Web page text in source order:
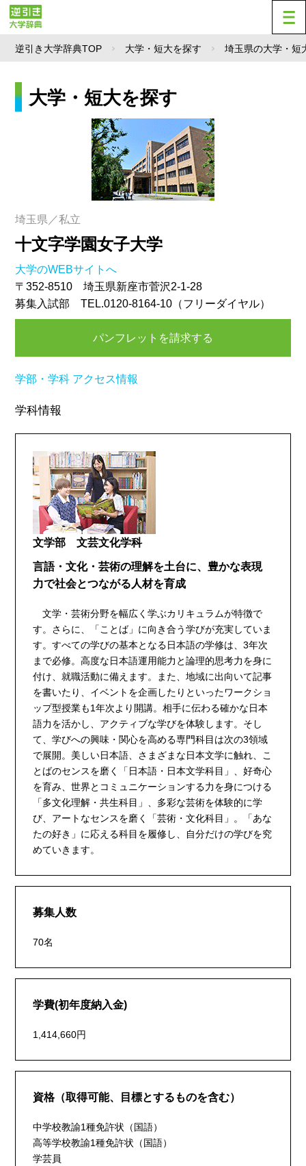
逆引き大学辞典TOP 大学・短大を探す 埼玉県の大学・短
大学・短大を探す
埼玉県／私立
十文字学園女子大学
大学のWEBサイトへ
〒352-8510 埼玉県新座市菅沢2-1-28
募集入試部 TEL.0120-8164-10（フリーダイヤル）
パンフレットを請求する
学部・学科 アクセス情報
学科情報
文学部 文芸文化学科
言語・文化・芸術の理解を土台に、豊かな表現
力で社会とつながる人材を育成
文学・芸術分野を幅広く学ぶカリキュラムが特徴で
す。さらに、「ことば」に向き合う学びが充実していま
す。すべての学びの基本となる日本語の学修は、3年次
まで必修。高度な日本語運用能力と論理的思考力を身に
付け、就職活動に備えます。また、地域に出向いて記事
を書いたり、イベントを企画したりといったワークショ
ップ型授業も1年次より開講。相手に伝わる確かな日本
語力を活かし、アクティブな学びを体験します。そし
て、学びへの興味・関心を高める専門科目は次の3領域
で展開。美しい日本語、さまざまな日本文学に触れ、こ
とばのセンスを磨く「日本語・日本文学科目」、好奇心
を育み、世界とコミュニケーションする力を身につける
「多文化理解・共生科目」、多彩な芸術を体験的に学
び、アートなセンスを磨く「芸術・文化科目」。「あな
たの好き」に応える科目を履修し、自分だけの学びを究
めていきます。
募集人数
70名
学費(初年度納入金)
1,414,660円
資格（取得可能、目標とするものを含む）
中学校教諭1種免許状（国語）
高等学校教諭1種免許状（国語）
学芸員